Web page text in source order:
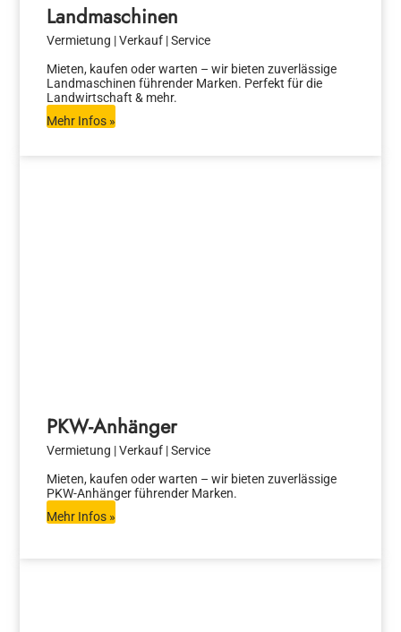
Landmaschinen
Vermietung | Verkauf | Service
Mieten, kaufen oder warten – wir bieten zuverlässige
Landmaschinen führender Marken. Perfekt für die
Landwirtschaft & mehr.
Mehr Infos »
PKW-Anhänger
Vermietung | Verkauf | Service
Mieten, kaufen oder warten – wir bieten zuverlässige
PKW-Anhänger führender Marken.
Mehr Infos »